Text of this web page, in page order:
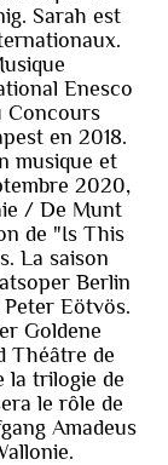
Sarah est
Enesco
Concours
en 2018.
musique et
2020,
/ De Munt
de "Is This
La saison
Berlin
Peter Eötvös.
Goldene
Théâtre de
la trilogie de
le rôle de
Amadeus